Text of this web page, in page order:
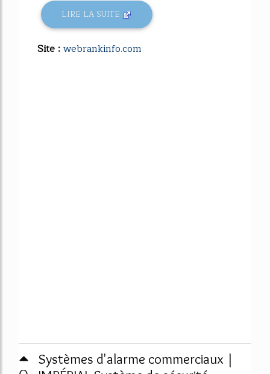
LIRE LA SUITE
Site :webrankinfo.com
Systèmes d'alarme commerciaux |